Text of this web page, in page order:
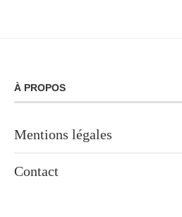
À PROPOS
Mentions légales
Contact